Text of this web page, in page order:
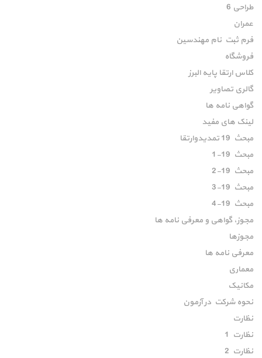
طراحی 6
عمران
فرم ثبت نام مهندسین
فروشگاه
کلاس ارتقا پایه البرز
گالری تصاویر
گواهی نامه ها
لینک های مفید
مبحث 19 تمدیدوارتقا
مبحث 19-1
مبحث 19-2
مبحث 19-3
مبحث 19-4
مجوز، گواهی و معرفی نامه ها
مجوزها
معرفی نامه ها
معماری
مکانیک
نحوه شرکت در آزمون
نظارت
نظارت 1
نظارت 2